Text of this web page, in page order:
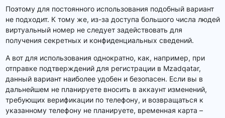
Поэтому для постоянного использования подобный вариант
не подходит. К тому же, из-за доступа большого числа людей
виртуальный номер не следует задействовать для
получения секретных и конфиденциальных сведений.
А вот для использования однократно, как, например, при
отправке подтверждений для регистрации в Mzadqatar,
данный вариант наиболее удобен и безопасен. Если вы в
дальнейшем не планируете вносить в аккаунт изменений,
требующих верификации по телефону, и возвращаться к
указанному телефону не планируете, временная карта –